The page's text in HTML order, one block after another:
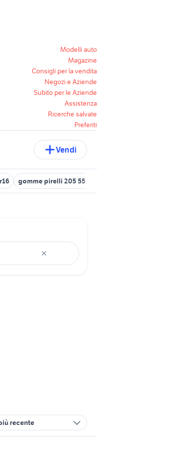
Modelli auto
Magazine
Consigli per la vendita
Negozi e Aziende
Subito per le Aziende
Assistenza
Ricerche salvate
Preferiti
Vendi
gomme pirelli 205 55 r16
recente